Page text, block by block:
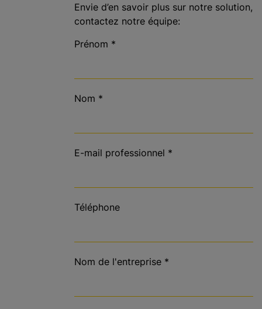
Envie d’en savoir plus sur notre solution,
contactez notre équipe:
Prénom *
Nom *
E-mail professionnel *
Téléphone
Nom de l'entreprise *